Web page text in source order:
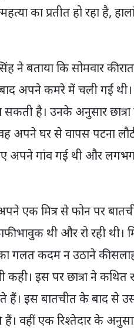
का प्रतीत हो रहा है,
ने बताया कि सोमवार की
अपने कमरे में चली गई थी।
सकती है। उनके अनुसार
अपने घर से वापस पटना
अपने गांव गई थी और लगभग
एक मित्र से फोन पर
भावुक थी और रो रही थी।
गलत कदम न उठाने की
कही। इस पर छात्रा ने
हैं। इस बातचीत के बाद से
वहीं एक रिश्तेदार के